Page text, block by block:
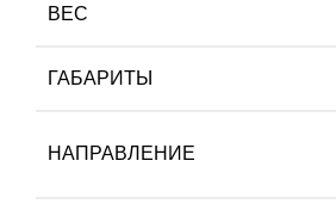
ВЕС
ГАБАРИТЫ
НАПРАВЛЕНИЕ